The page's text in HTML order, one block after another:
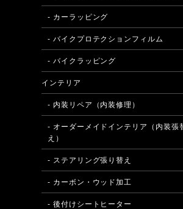
- カーラッピング
- バイクプロテクションフィルム
- バイクラッピング
インテリア
- 内装リペア（内装修理）
- オーダーメイドインテリア（内装張
え）
- ステアリング張り替え
- カーボン・ウッド加工
- 後付けシートヒーター